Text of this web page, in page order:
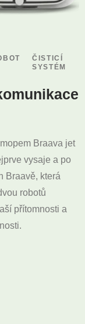
ČISTICÍ
SYSTÉM
Braava jet
vysaje a po
Braavě, která
robotů
přítomnosti a